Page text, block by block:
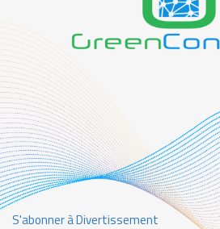
Pagination
S'abonner à Divertissement